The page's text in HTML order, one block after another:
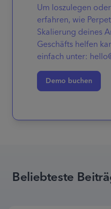
Um loszulegen
erfahren, wie
Skalierung deines
Geschäfts helfen
einfach unter:
Demo buchen
Beliebteste